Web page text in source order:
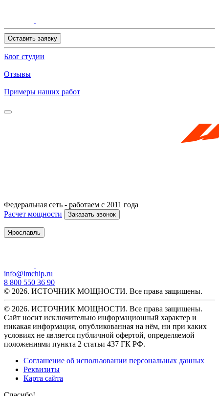
Оставить заявку
Блог студии
Отзывы
Примеры наших работ
Федеральная сеть - работаем с 2011 года
Расчет мощности
Заказать звонок
Ярославль
info@imchip.ru
8 800 550 36 90
© 2026. ИСТОЧНИК МОЩНОСТИ. Все права защищены.
© 2026. ИСТОЧНИК МОЩНОСТИ. Все права защищены.
Сайт носит исключительно информационный характер и
никакая информация, опубликованная на нём, ни при каких
условиях не является публичной офертой, определяемой
положениями пункта 2 статьи 437 ГК РФ.
Соглашение об использовании персональных данных
Реквизиты
Карта сайта